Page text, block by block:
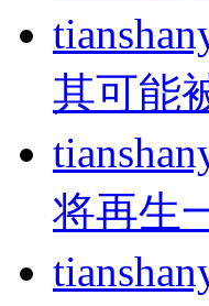
其可能
将再生